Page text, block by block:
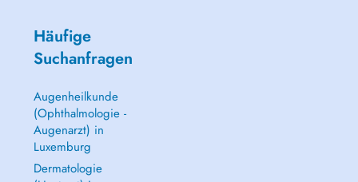
Häufige
Suchanfragen
Augenheilkunde
(Ophthalmologie -
Augenarzt) in
Luxemburg
Dermatologie